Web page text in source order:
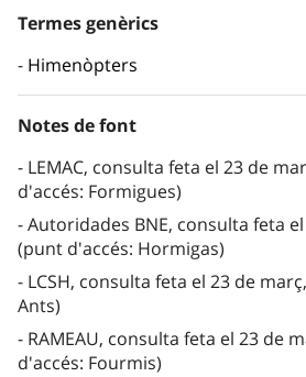
Termes genèrics
Himenòpters
Notes de font
LEMAC, consulta feta el 23 de
d'accés: Formigues)
Autoridades BNE, consulta feta
(punt d'accés: Hormigas)
LCSH, consulta feta el 23 de
Ants)
RAMEAU, consulta feta el 23 de
d'accés: Fourmis)